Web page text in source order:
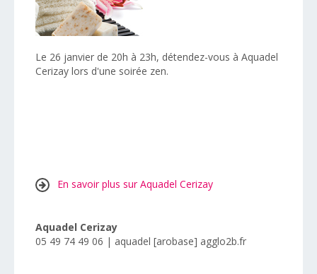
Le 26 janvier de 20h à 23h, détendez-vous à Aquadel
Cerizay lors d'une soirée zen.
En savoir plus sur Aquadel Cerizay
Aquadel Cerizay
05 49 74 49 06 | aquadel [arobase] agglo2b.fr